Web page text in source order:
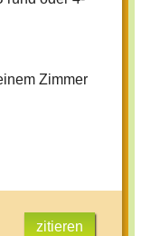
Zimmer
zitieren